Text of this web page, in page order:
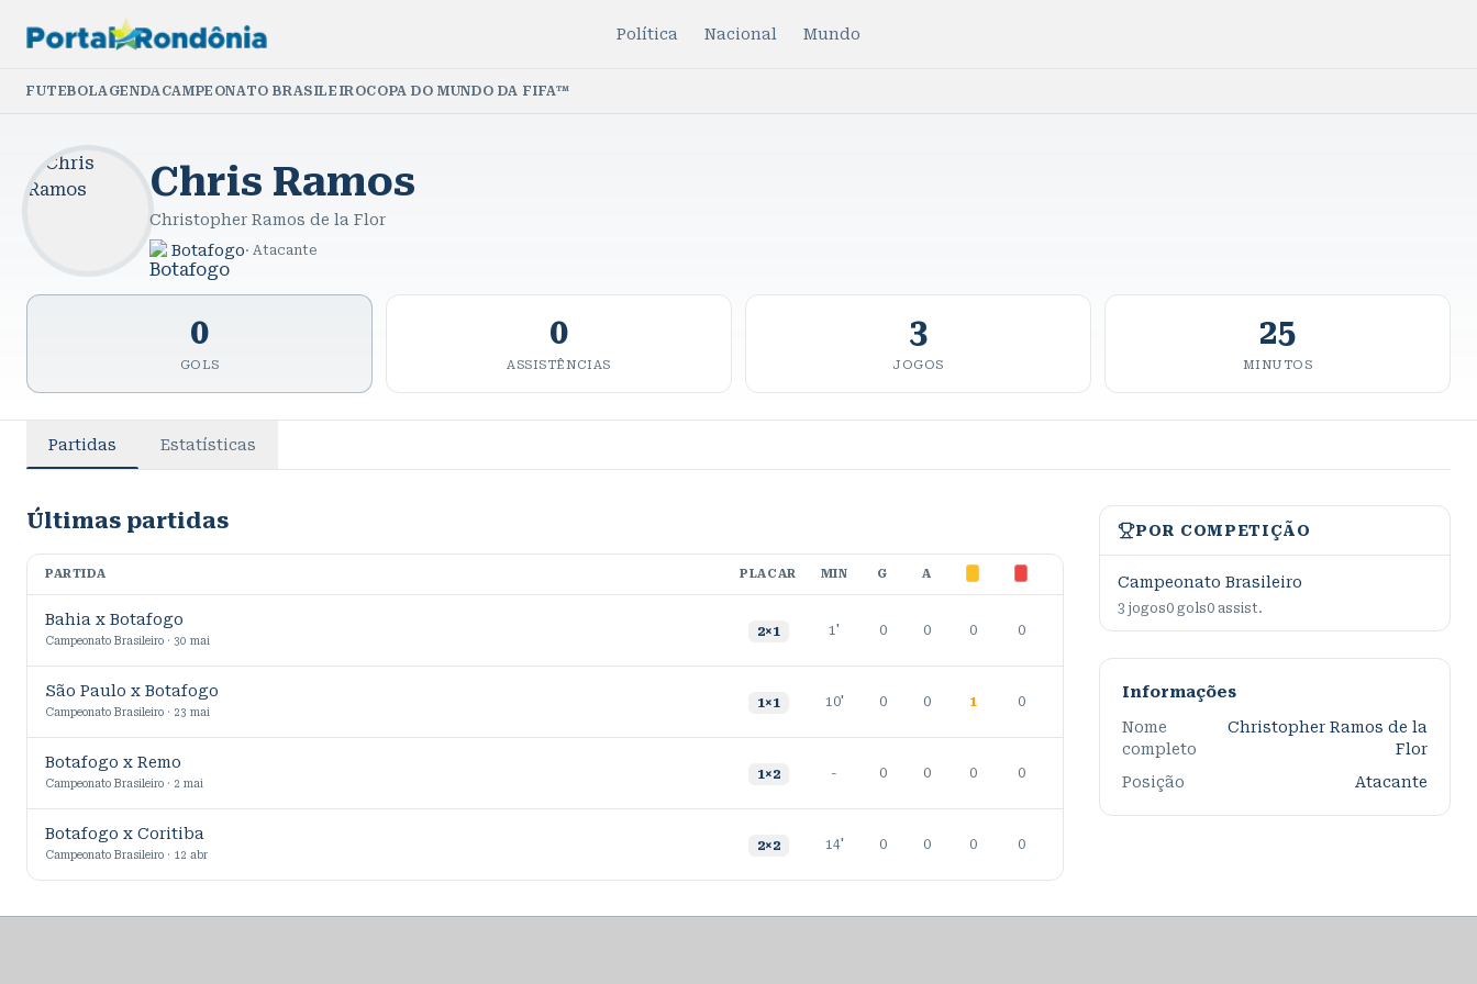
Política Nacional Mundo
FUTEBOLAGENDACAMPEONATO BRASILEIROCOPA DO MUNDO DA FIFA™
Chris Ramos
Christopher Ramos de la Flor
Botafogo· Atacante
0
GOLS
0
ASSISTÊNCIAS
3
JOGOS
25
MINUTOS
Partidas Estatísticas
Últimas partidas
PARTIDA PLACAR MIN G A
Bahia x Botafogo
Campeonato Brasileiro · 30 mai
2×1 1' 0 0 0 0
São Paulo x Botafogo
Campeonato Brasileiro · 23 mai
1×1 10' 0 0 1 0
Botafogo x Remo
Campeonato Brasileiro · 2 mai
1×2 - 0 0 0 0
Botafogo x Coritiba
Campeonato Brasileiro · 12 abr
2×2 14' 0 0 0 0
POR COMPETIÇÃO
Campeonato Brasileiro
3 jogos0 gols0 assist.
Informações
Nome
completo
Christopher Ramos de la
Flor
Posição
Atacante